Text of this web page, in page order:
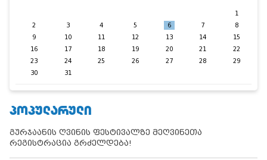
1
2
3 4 5 6 7
8
9
10 11 12 13 14
15
16
17 18 19 20 21
22
23
24 25 26 27 28
29
30
31
ᲞᲝᲞᲣᲚᲐᲠᲣᲚᲘ
გურჯაანის ღვინის ფესტივალზე მეღვინეთა
რეგისტრაცია გრძელდება!